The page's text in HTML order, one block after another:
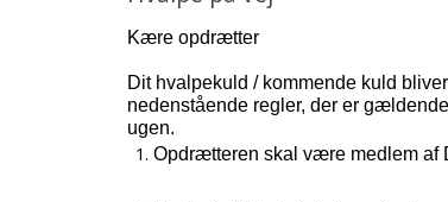
Kære opdrætter
Dit hvalpekuld / kommende kuld
nedenstående regler, der er
ugen.
Opdrætteren skal være medlem af